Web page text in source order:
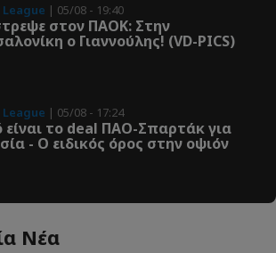
League | 05/08 - 19:40
στον ΠΑOK: Στην
ο Γιαννούλης! (VD-PICS)
League | 05/08 - 17:24
είναι το deal ΠΑΟ-Σπαρτάκ για
- Ο ειδικός όρος στην οψιόν
Νέα